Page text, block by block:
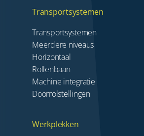
Transportsystemen
Transportsystemen
Meerdere niveaus
Horizontaal
Rollenbaan
Machine integratie
Doorrolstellingen
Werkplekken